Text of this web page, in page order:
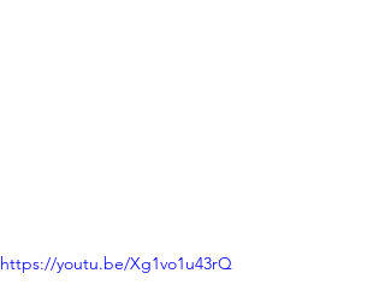
https://youtu.be/Xg1vo1u43rQ